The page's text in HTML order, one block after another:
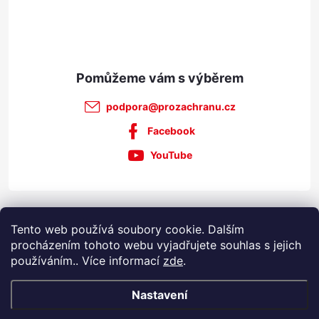
Tento web používá soubory cookie. Dalším
procházením tohoto webu vyjadřujete souhlas s jejich
používáním.. Více informací zde.
Nastavení
podpora@prozachranu.cz
Facebook
YouTube